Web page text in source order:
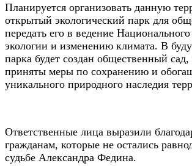
Планируется организовать данную
открытый экологический парк для
передать его в ведение
экологии и изменению климата. В
парка будет создан общественный сад,
приняты меры по сохранению и
уникального природного наследия
Ответственные лица выразили
гражданам, которые не остались
судьбе Александра Федина.